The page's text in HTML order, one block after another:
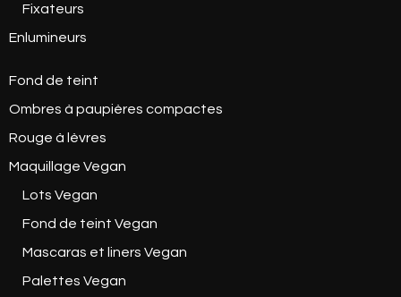
Fixateurs
Enlumineurs
Fond de teint
Ombres à paupières compactes
Rouge à lèvres
Maquillage Vegan
Lots Vegan
Fond de teint Vegan
Mascaras et liners Vegan
Palettes Vegan